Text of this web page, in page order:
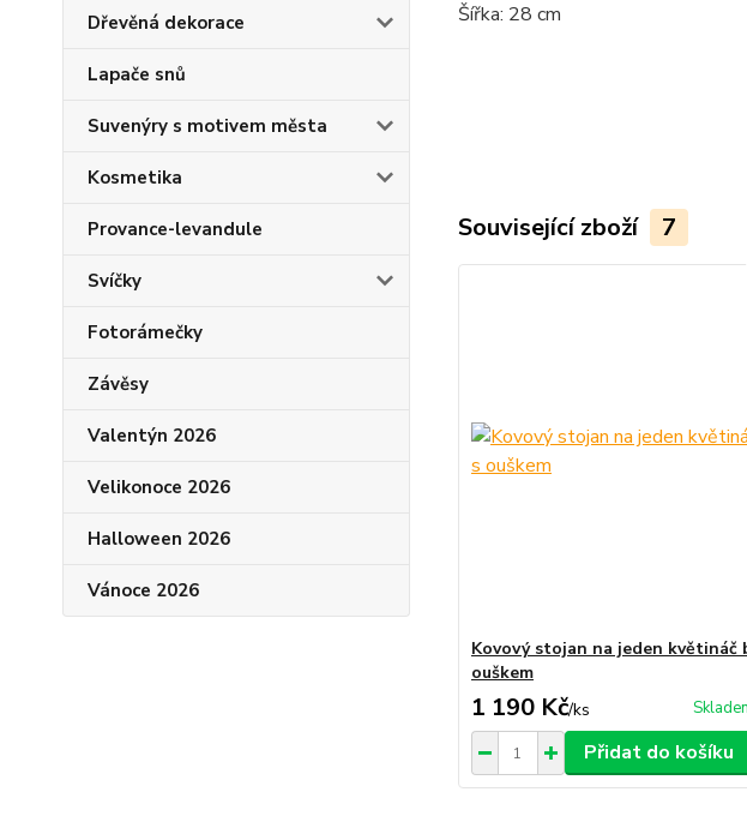
Dřevěná dekorace
Lapače snů
Suvenýry s motivem města
Kosmetika
Provance-levandule
Svíčky
Fotorámečky
Závěsy
Valentýn 2026
Velikonoce 2026
Halloween 2026
Vánoce 2026
Šířka: 28 cm
Související zboží 7
Kovový stojan na jeden květináč
ouškem
1 190 Kč/ks
Přidat do košíku